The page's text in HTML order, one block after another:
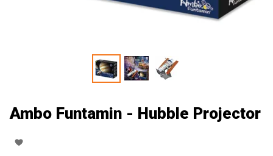
Ambo Funtamin - Hubble Projector